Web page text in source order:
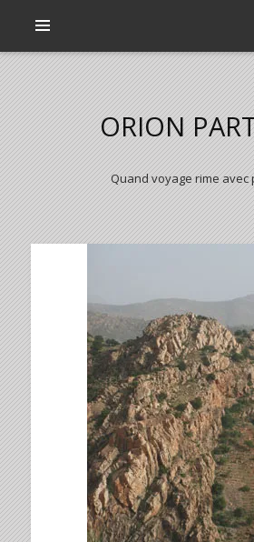
ORION
Quand voyage rime avec